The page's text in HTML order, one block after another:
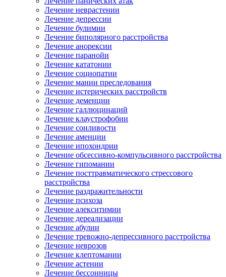
Лечение неврастении
Лечение депрессии
Лечение булимии
Лечение биполярного расстройства
Лечение анорексии
Лечение паранойи
Лечение кататонии
Лечение социопатии
Лечение мании преследования
Лечение истерических расстройств
Лечение деменции
Лечение галлюцинаций
Лечение клаустрофобии
Лечение сонливости
Лечение аменции
Лечение ипохондрии
Лечение обсессивно-компульсивного расстройства
Лечение гипомании
Лечение посттравматического стрессового
расстройства
Лечение раздражительности
Лечение психоза
Лечение алекситимии
Лечение дереализации
Лечение абулии
Лечение тревожно-депрессивного расстройства
Лечение неврозов
Лечение клептомании
Лечение астении
Лечение бессонницы